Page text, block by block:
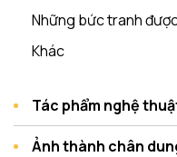
Những bức tranh
Khác
Tác phẩm nghệ
Ảnh thành chân